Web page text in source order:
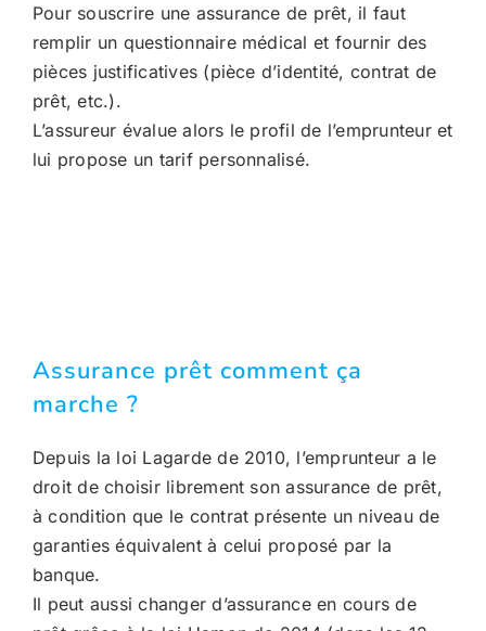
Pour souscrire une assurance de prêt, il faut
remplir un questionnaire médical et fournir des
pièces justificatives (pièce d’identité, contrat de
prêt, etc.).
L’assureur évalue alors le profil de l’emprunteur et
lui propose un tarif personnalisé.
Assurance prêt comment ça
marche ?
Depuis la loi Lagarde de 2010, l’emprunteur a le
droit de choisir librement son assurance de prêt,
à condition que le contrat présente un niveau de
garanties équivalent à celui proposé par la
banque.
Il peut aussi changer d’assurance en cours de